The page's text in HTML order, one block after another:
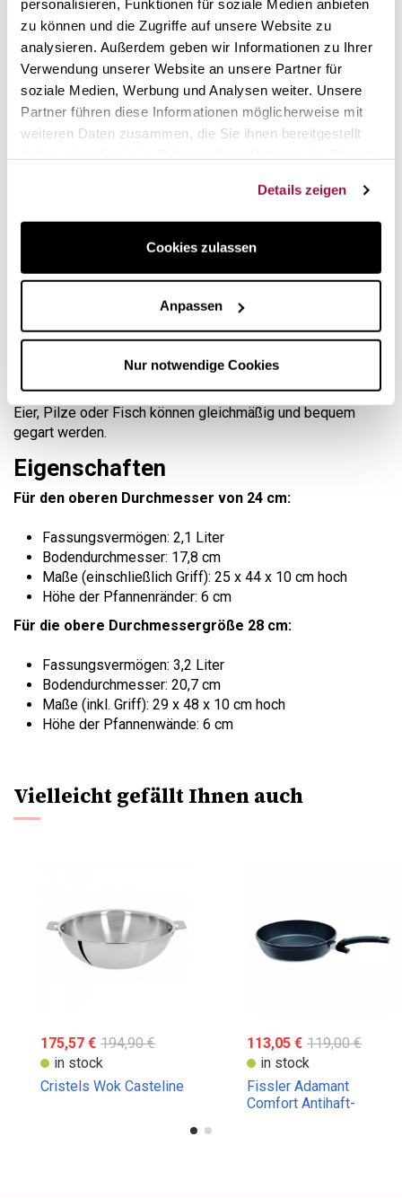
personalisieren, Funktionen für soziale Medien anbieten
zu können und die Zugriffe auf unsere Website zu
analysieren. Außerdem geben wir Informationen zu Ihrer
Verwendung unserer Website an unsere Partner für
soziale Medien, Werbung und Analysen weiter. Unsere
Partner führen diese Informationen möglicherweise mit
weiteren Daten zusammen, die Sie ihnen bereitgestellt
Details zeigen
Cookies zulassen
Anpassen
Nur notwendige Cookies
der Marke internationales Renommee eingebracht hat.
Diese Serie wurde sogar mit
dem Red Dot 2022
ausgezeichnet, der nicht nur das Design, sondern auch die
Funktionalität und Ergonomie prämiert.
Die Ceratal-Serie ist mit einerkeramischen
Leistungen beim Garen aller Arten von Speisen bei jeder
Temperatur bietet. Selbst die empfindlichsten Speisen wie
Eier, Pilze oder Fisch können gleichmäßig und bequem
gegart werden.
Eigenschaften
Für den oberen Durchmesser von 24 cm:
Fassungsvermögen: 2,1 Liter
Bodendurchmesser: 17,8 cm
Maße (einschließlich Griff): 25 x 44 x 10 cm hoch
Höhe der Pfannenränder: 6 cm
Für die obere Durchmessergröße 28 cm:
Fassungsvermögen: 3,2 Liter
Bodendurchmesser: 20,7 cm
Maße (inkl. Griff): 29 x 48 x 10 cm hoch
Höhe der Pfannenwände: 6 cm
Vielleicht gefällt Ihnen auch
175,57 € 194,90 €
in stock
Cristels Wok Casteline
113,05 € 119,00 €
in stock
Fissler Adamant
Comfort Antihaft-